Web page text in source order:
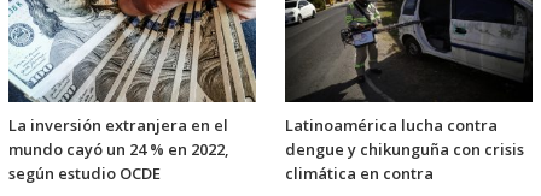
La inversión extranjera en el
mundo cayó un 24 % en 2022,
según estudio OCDE
Latinoamérica lucha contra
dengue y chikunguña con crisis
climática en contra